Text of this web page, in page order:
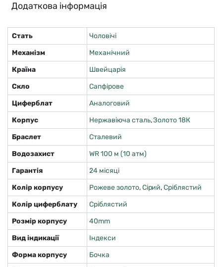
Додаткова інформація
Стать
Чоловічі
Механізм
Механічний
Країна
Швейцарія
Скло
Сапфірове
Циферблат
Аналоговий
Корпус
Нержавіюча сталь,Золото 18К
Браслет
Сталевий
Водозахист
WR 100 м (10 атм)
Гарантія
24 місяці
Колір корпусу
Рожеве золото,Сірий,Сріблястий
Колір циферблату
Сріблястий
Розмір корпусу
40mm
Вид індикації
Індекси
Форма корпусу
Бочка